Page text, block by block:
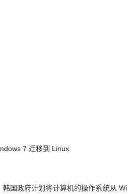
7 迁移到 Linux
国政府计划将计算机的操作系统从 Wi